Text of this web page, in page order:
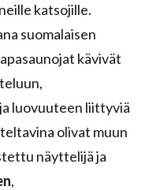
katsojille.
suomalaisen
kävivät
luovuuteen liittyviä
olivat muun
näyttelijä ja
,